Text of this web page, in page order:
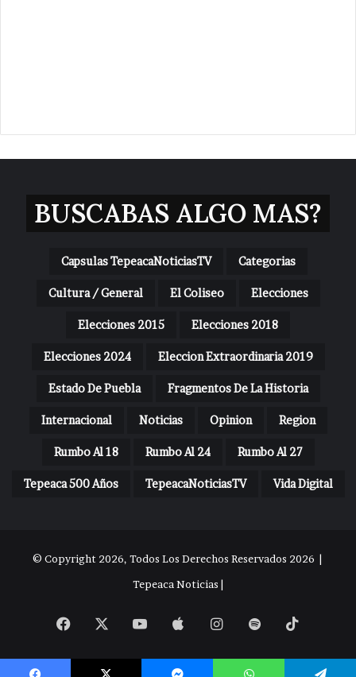
BUSCABAS ALGO MAS?
Capsulas TepeacaNoticiasTV Categorias
Cultura / General El Coliseo Elecciones
Elecciones 2015 Elecciones 2018
Elecciones 2024 Eleccion Extraordinaria 2019
Estado De Puebla Fragmentos De La Historia
Internacional Noticias Opinion Region
Rumbo Al 18 Rumbo Al 24 Rumbo Al 27
Tepeaca 500 Años TepeacaNoticiasTV Vida Digital
© Copyright 2026, Todos Los Derechos Reservados 2026 |
Tepeaca Noticias |
Facebook YouTubeAppleInstagram
Spotify